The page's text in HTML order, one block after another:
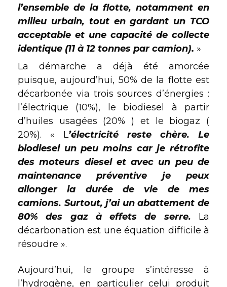
l’ensemble de la flotte, notamment en
milieu urbain, tout en gardant un TCO
acceptable et une capacité de collecte
identique (11 à 12 tonnes par camion). »
La démarche a déjà été amorcée
puisque, aujourd’hui, 50% de la flotte est
décarbonée via trois sources d’énergies :
l’électrique (10%), le biodiesel à partir
d’huiles usagées (20% ) et le biogaz (
20%). « L’électricité reste chère. Le
biodiesel un peu moins car je rétrofite
des moteurs diesel et avec un peu de
maintenance préventive je peux
allonger la durée de vie de mes
camions. Surtout, j’ai un abattement de
80% des gaz à effets de serre.
La
décarbonation est une équation difficile à
résoudre ».
Aujourd’hui, le groupe s’intéresse à
l’hydrogène, en particulier celui produit